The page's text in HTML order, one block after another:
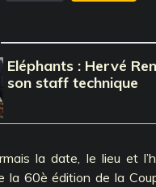
Eléphants : Hervé
son staff technique
la date, le lieu et
la 60è édition de la